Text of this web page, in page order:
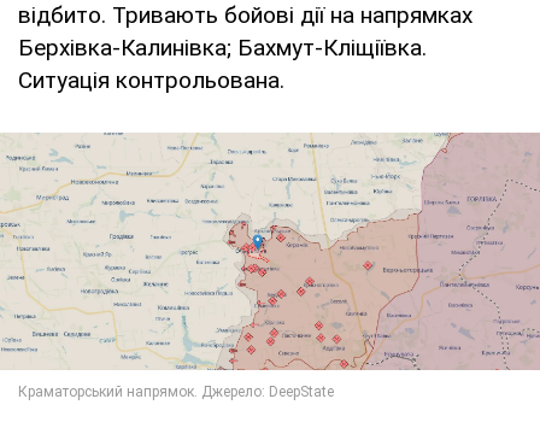
відбито. Тривають бойові дії на напрямках
Берхівка-Калинівка; Бахмут-Кліщіївка.
Ситуація контрольована.